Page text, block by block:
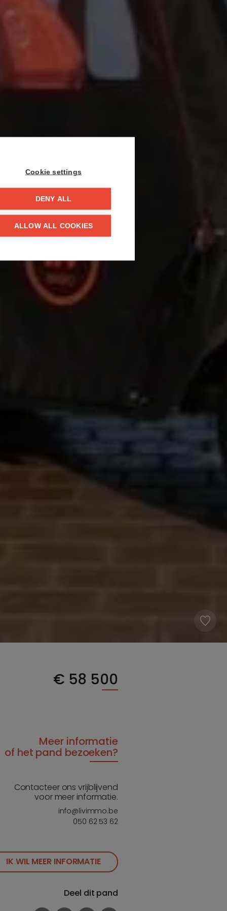
€ 58 500
Meer informatie
of het pand bezoeken?
Contacteer ons vrijblijvend
voor meer informatie.
info@livimmo.be
050 62 53 62
IK WIL MEER INFORMATIE
Deel dit pand
Cookie settings
DENY ALL
ALLOW ALL COOKIES